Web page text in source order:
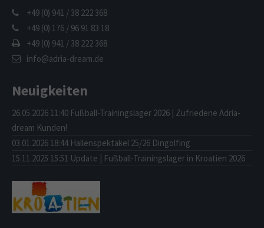
+49 (0) 941 / 38 222 368
+49 (0) 176 / 96 91 83 18
+49 (0) 941 / 38 222 368
info@adria-dream.de
Neuigkeiten
26.05.2026 11:40 Fußball-Trainingslager 2026 | Zufriedene Adria-
dream Kunden!
03.01.2026 18:44 Hallenspektakel 25/26 Dingolfing
15.11.2025 15:51 Update | Fußball-Trainingslager in Kroatien 2026